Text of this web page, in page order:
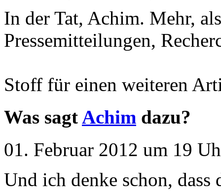
In der Tat, Achim. Mehr,
Pressemitteilungen,
Stoff für einen weiteren
Was sagtAchim dazu?
01. Februar 2012 um 19
Und ich denke schon,